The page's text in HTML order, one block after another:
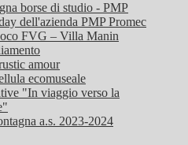
borse di studio - PMP
dell'azienda PMP Promec
FVG – Villa Manin
amour
ecomuseale
"In viaggio verso la
a.s. 2023-2024